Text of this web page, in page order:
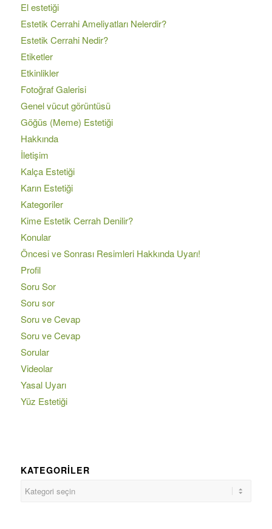
El estetiği
Estetik Cerrahi Ameliyatları Nelerdir?
Estetik Cerrahi Nedir?
Etiketler
Etkinlikler
Fotoğraf Galerisi
Genel vücut görüntüsü
Göğüs (Meme) Estetiği
Hakkında
İletişim
Kalça Estetiği
Karın Estetiği
Kategoriler
Kime Estetik Cerrah Denilir?
Konular
Öncesi ve Sonrası Resimleri Hakkında Uyarı!
Profil
Soru Sor
Soru sor
Soru ve Cevap
Soru ve Cevap
Sorular
Videolar
Yasal Uyarı
Yüz Estetiği
KATEGORILER